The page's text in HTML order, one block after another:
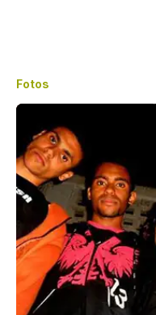
Fotos